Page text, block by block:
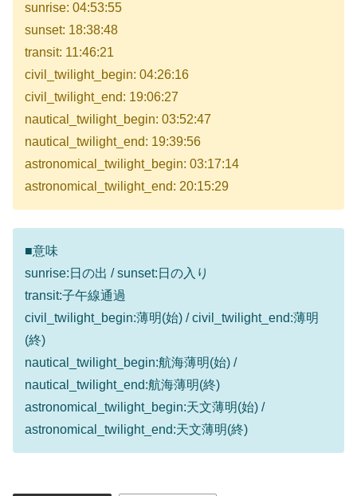
sunrise: 04:53:55
sunset: 18:38:48
transit: 11:46:21
civil_twilight_begin: 04:26:16
civil_twilight_end: 19:06:27
nautical_twilight_begin: 03:52:47
nautical_twilight_end: 19:39:56
astronomical_twilight_begin: 03:17:14
astronomical_twilight_end: 20:15:29
■意味
sunrise:日の出 / sunset:日の入り
transit:子午線通過
civil_twilight_begin:薄明(始) / civil_twilight_end:薄明
(終)
nautical_twilight_begin:航海薄明(始) /
nautical_twilight_end:航海薄明(終)
astronomical_twilight_begin:天文薄明(始) /
astronomical_twilight_end:天文薄明(終)